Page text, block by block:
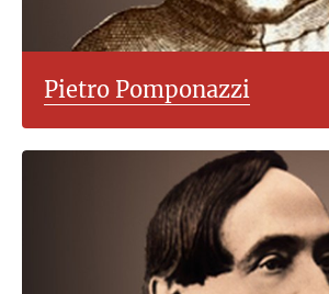
Pietro Pomponazzi